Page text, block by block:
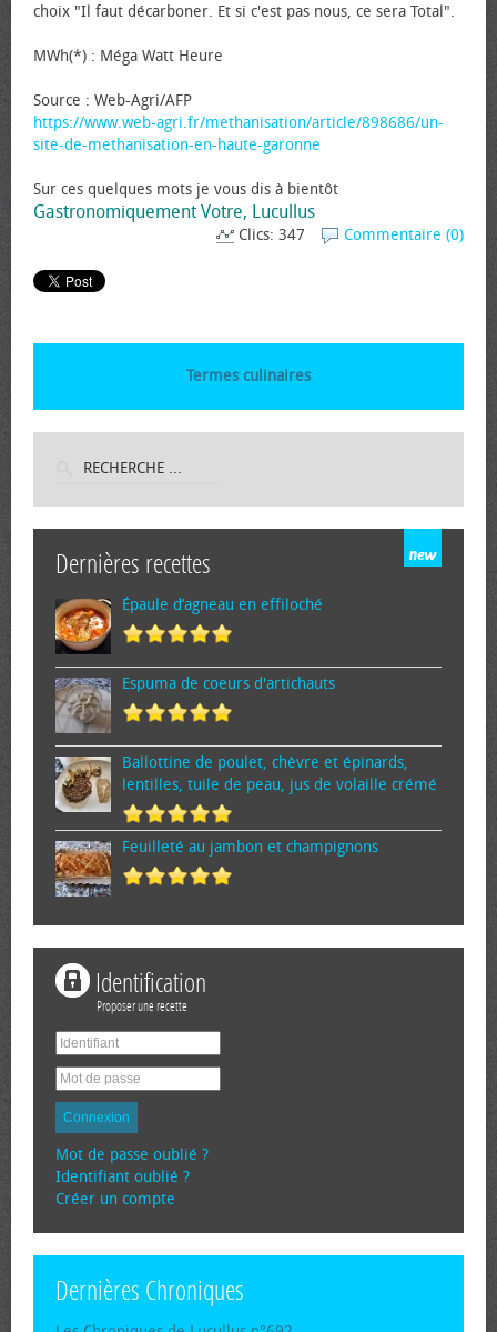
choix "Il faut décarboner. Et si c'est pas nous, ce sera Total".
MWh(*) : Méga Watt Heure
Source : Web-Agri/AFP
https://www.web-agri.fr/methanisation/article/898686/un-
site-de-methanisation-en-haute-garonne
Sur ces quelques mots je vous dis à bientôt
Gastronomiquement Votre, Lucullus
Commentaire (0)
Clics: 347
Termes culinaires
Dernières recettes
Épaule d’agneau en effiloché
Espuma de cœurs d'artichauts
Ballottine de poulet, chèvre et épinards,
lentilles, tuile de peau, jus de volaille crémé
Feuilleté au jambon et champignons
Identification
Proposer une recette
Connexion
Mot de passe oublié ?
Identifiant oublié ?
Créer un compte
Dernières Chroniques